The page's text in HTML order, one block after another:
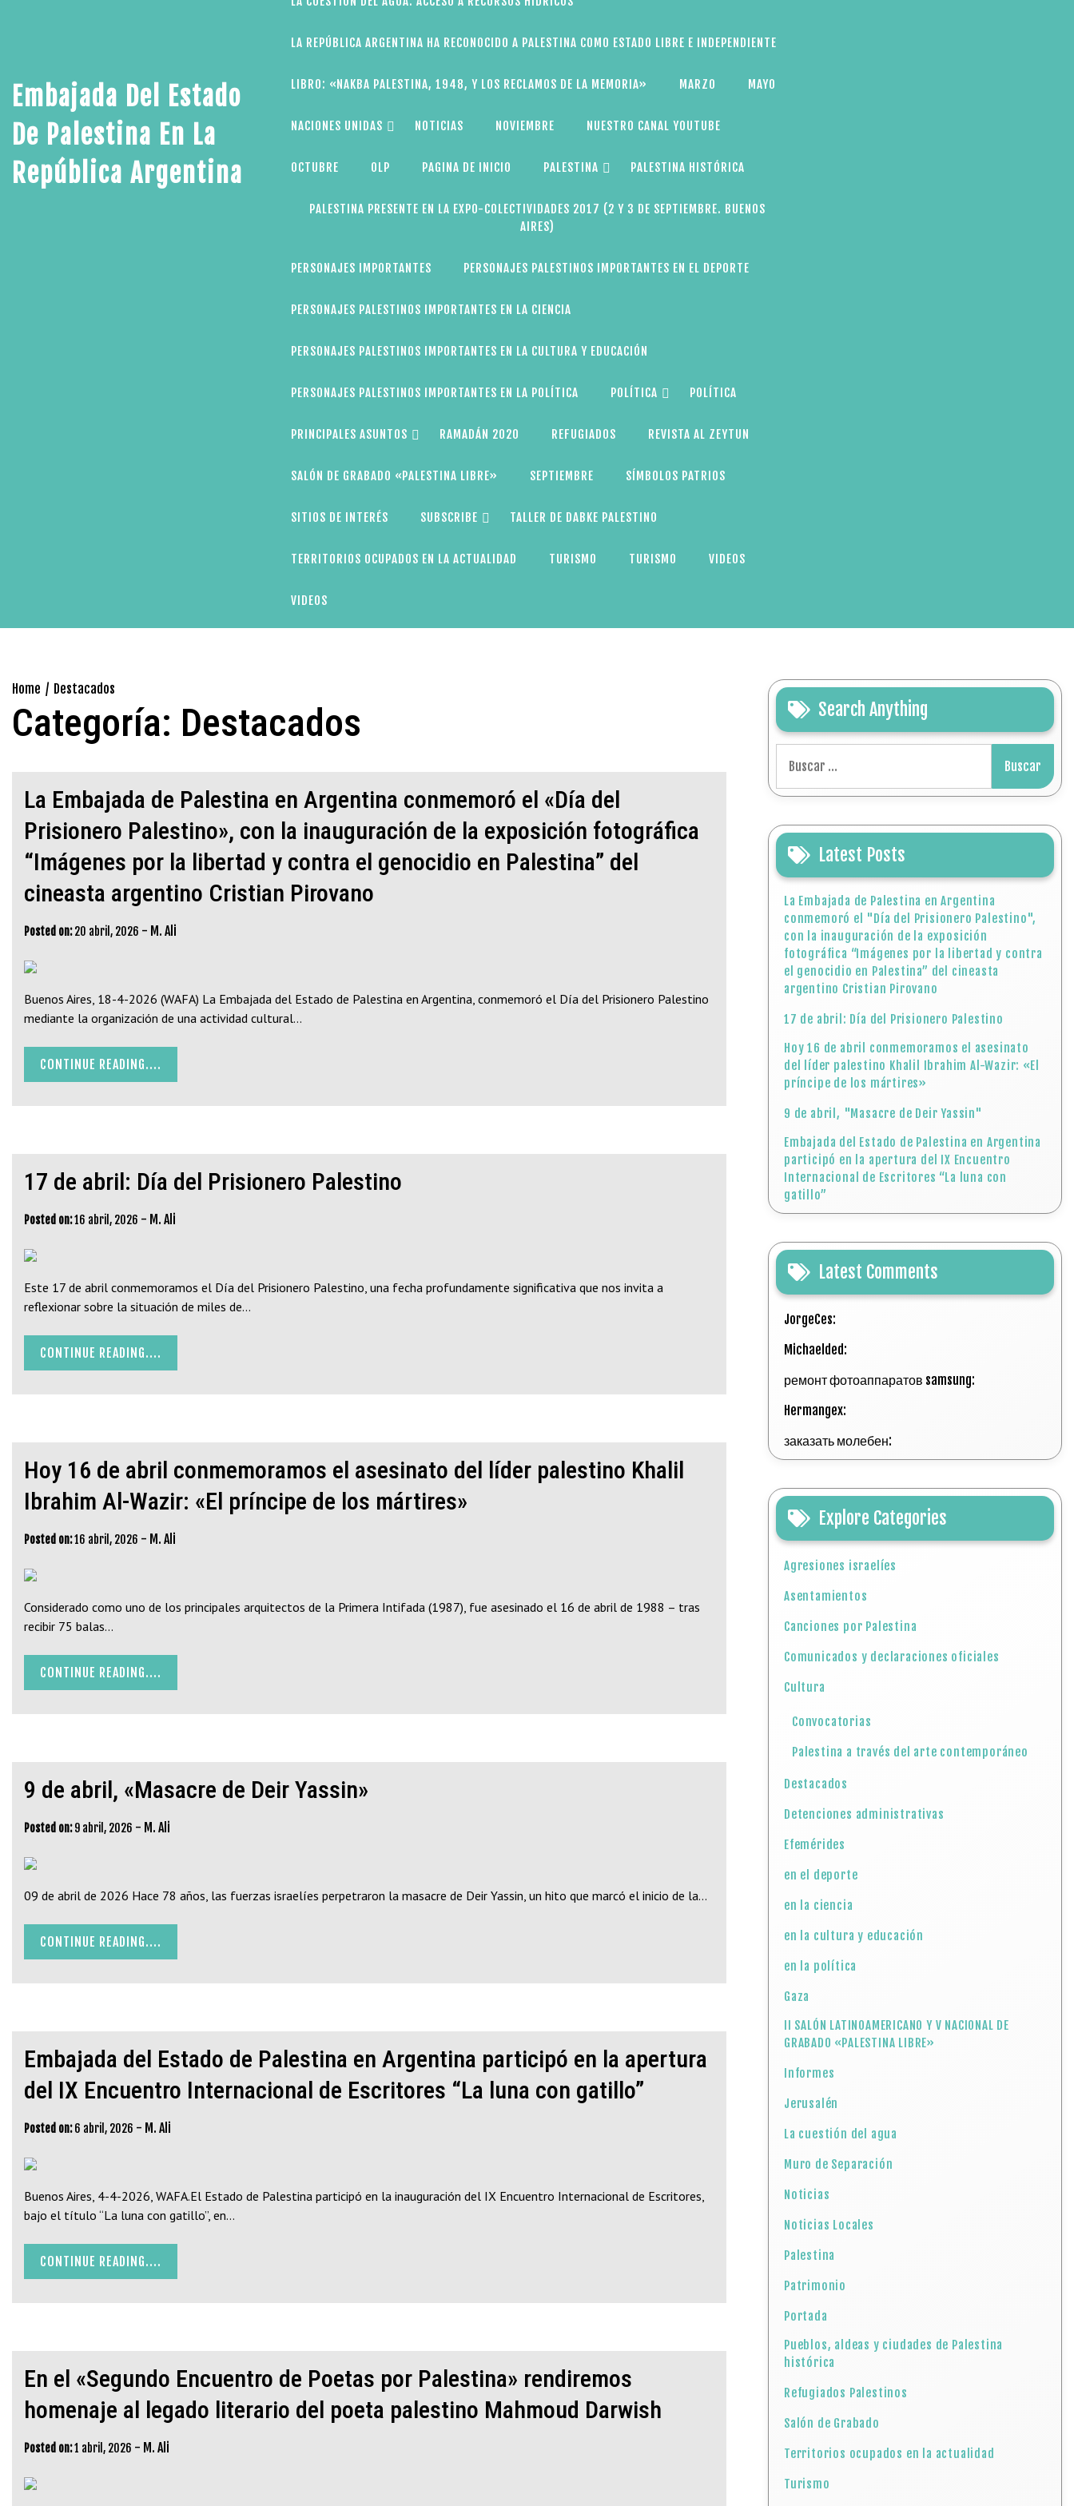
Embajada Del Estado
De Palestina En La
República Argentina
LA REPÚBLICA ARGENTINA HA RECONOCIDO A PALESTINA COMO ESTADO LIBRE E INDEPENDIENTE
LIBRO: «NAKBA PALESTINA, 1948, Y LOS RECLAMOS DE LA MEMORIA» MARZO MAYO
NACIONES UNIDAS NOTICIAS NOVIEMBRE NUESTRO CANAL YOUTUBE
OCTUBRE OLP PAGINA DE INICIO PALESTINA PALESTINA HISTÓRICA
PALESTINA PRESENTE EN LA EXPO-COLECTIVIDADES 2017 (2 Y 3 DE SEPTIEMBRE. BUENOS
AIRES)
PERSONAJES IMPORTANTES PERSONAJES PALESTINOS IMPORTANTES EN EL DEPORTE
PERSONAJES PALESTINOS IMPORTANTES EN LA CIENCIA
PERSONAJES PALESTINOS IMPORTANTES EN LA CULTURA Y EDUCACIÓN
PERSONAJES PALESTINOS IMPORTANTES EN LA POLÍTICA POLÍTICA POLÍTICA
PRINCIPALES ASUNTOS RAMADÁN 2020 REFUGIADOS REVISTA AL ZEYTUN
SALÓN DE GRABADO «PALESTINA LIBRE» SEPTIEMBRE SÍMBOLOS PATRIOS
SITIOS DE INTERÉS SUBSCRIBE TALLER DE DABKE PALESTINO
TERRITORIOS OCUPADOS EN LA ACTUALIDAD TURISMO TURISMO VIDEOS
VIDEOS
Home Destacados
Categoría: Destacados
La Embajada de Palestina en Argentina conmemoró el «Día del
Prisionero Palestino», con la inauguración de la exposición fotográfica
“Imágenes por la libertad y contra el genocidio en Palestina” del
cineasta argentino Cristian Pirovano
Posted on: 20 abril, 2026 - M. Ali
Buenos Aires, 18-4-2026 (WAFA) La Embajada del Estado de Palestina en Argentina, conmemoró el Día del Prisionero Palestino
mediante la organización de una actividad cultural…
CONTINUE READING....
17 de abril: Día del Prisionero Palestino
Posted on:16 abril, 2026 - M. Ali
Este 17 de abril conmemoramos el Día del Prisionero Palestino, una fecha profundamente significativa que nos invita a
reflexionar sobre la situación de miles de…
CONTINUE READING....
Hoy 16 de abril conmemoramos el asesinato del líder palestino Khalil
Ibrahim Al-Wazir: «El príncipe de los mártires»
Posted on:16 abril, 2026 - M. Ali
Considerado como uno de los principales arquitectos de la Primera Intifada (1987), fue asesinado el 16 de abril de 1988 – tras
recibir 75 balas…
CONTINUE READING....
9 de abril, «Masacre de Deir Yassin»
Posted on: 9 abril, 2026 - M. Ali
09 de abril de 2026 Hace 78 años, las fuerzas israelíes perpetraron la masacre de Deir Yassin, un hito que marcó el inicio de la…
CONTINUE READING....
Embajada del Estado de Palestina en Argentina participó en la apertura
del IX Encuentro Internacional de Escritores “La luna con gatillo”
Posted on: 6 abril, 2026 - M. Ali
Buenos Aires, 4-4-2026, WAFA.El Estado de Palestina participó en la inauguración del IX Encuentro Internacional de Escritores,
bajo el título “La luna con gatillo”, en…
CONTINUE READING....
En el «Segundo Encuentro de Poetas por Palestina» rendiremos
homenaje al legado literario del poeta palestino Mahmoud Darwish
Posted on:1 abril, 2026 - M. Ali
Search Anything
Latest Posts
La Embajada de Palestina en Argentina
conmemoró el "Día del Prisionero Palestino",
con la inauguración de la exposición
fotográfica “Imágenes por la libertad y contra
el genocidio en Palestina” del cineasta
argentino Cristian Pirovano
17 de abril: Día del Prisionero Palestino
Hoy 16 de abril conmemoramos el asesinato
del líder palestino Khalil Ibrahim Al-Wazir: «El
príncipe de los mártires»
9 de abril, "Masacre de Deir Yassin"
Embajada del Estado de Palestina en Argentina
participó en la apertura del IX Encuentro
Internacional de Escritores “La luna con
gatillo”
Latest Comments
JorgeCes:
Michaelded:
ремонт фотоаппаратов samsung:
Hermangex:
заказать молебен:
Explore Categories
Agresiones israelíes
Asentamientos
Canciones por Palestina
Comunicados y declaraciones oficiales
Cultura
Convocatorias
Palestina a través del arte contemporáneo
Destacados
Detenciones administrativas
Efemérides
en el deporte
en la ciencia
en la cultura y educación
en la política
Gaza
II SALÓN LATINOAMERICANO Y V NACIONAL DE
GRABADO «PALESTINA LIBRE»
Informes
Jerusalén
La cuestión del agua
Muro de Separación
Noticias
Noticias Locales
Palestina
Patrimonio
Portada
Pueblos, aldeas y ciudades de Palestina
histórica
Refugiados Palestinos
Salón de Grabado
Territorios ocupados en la actualidad
Turismo